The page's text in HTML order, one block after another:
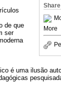
Share
More
de que
ser
é uma ilusão